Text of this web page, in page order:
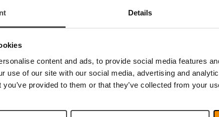
Details
content and ads, to provide social media features
use of our site with our social media, advertising and
you’ve provided to them or that they’ve collected from your